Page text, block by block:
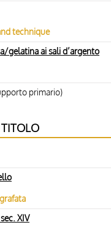
technique
gelatina ai sali d’argento
primario)
XIV